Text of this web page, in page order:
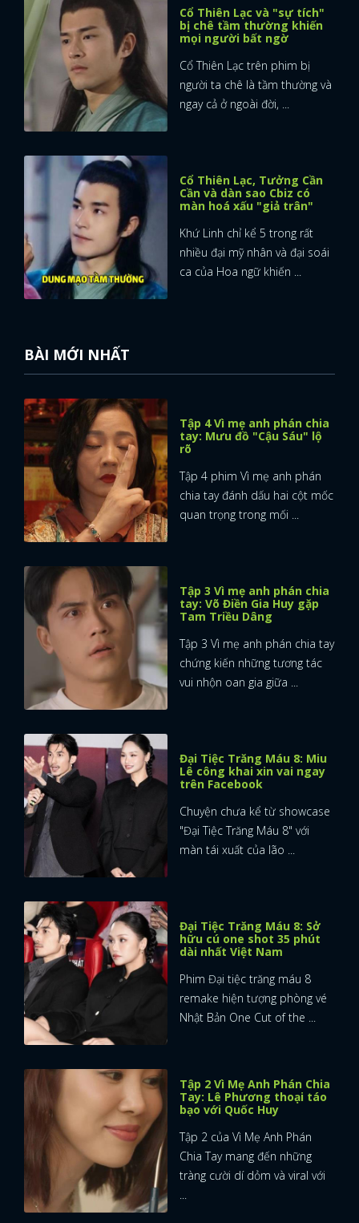
Cổ Thiên Lạc và "sự tích"
bị chê tầm thường khiến
mọi người bất ngờ
Cổ Thiên Lạc trên phim bị
người ta chê là tầm thường và
ngay cả ở ngoài đời, ...
Cổ Thiên Lạc, Tưởng Cần
Cần và dàn sao Cbiz có
màn hoá xấu "giả trân"
Khứ Linh chỉ kể 5 trong rất
nhiều đại mỹ nhân và đại soái
ca của Hoa ngữ khiến ...
BÀI MỚI NHẤT
Tập 4 Vì mẹ anh phán chia
tay: Mưu đồ "Cậu Sáu" lộ
rõ
Tập 4 phim Vì mẹ anh phán
chia tay đánh dấu hai cột mốc
quan trọng trong mối ...
Tập 3 Vì mẹ anh phán chia
tay: Võ Điền Gia Huy gặp
Tam Triều Dâng
Tập 3 Vì mẹ anh phán chia tay
chứng kiến những tương tác
vui nhộn oan gia giữa ...
Đại Tiệc Trăng Máu 8: Miu
Lê công khai xin vai ngay
trên Facebook
Chuyện chưa kể từ showcase
"Đại Tiệc Trăng Máu 8" với
màn tái xuất của lão ...
Đại Tiệc Trăng Máu 8: Sở
hữu cú one shot 35 phút
dài nhất Việt Nam
Phim Đại tiệc trăng máu 8
remake hiện tượng phòng vé
Nhật Bản One Cut of the ...
Tập 2 Vì Mẹ Anh Phán Chia
Tay: Lê Phương thoại táo
bạo với Quốc Huy
Tập 2 của Vì Mẹ Anh Phán
Chia Tay mang đến những
tràng cười dí dỏm và viral với
...